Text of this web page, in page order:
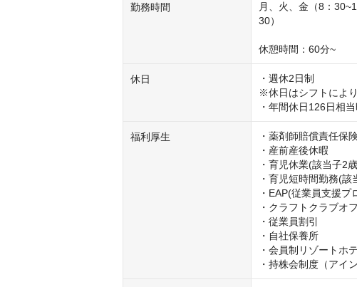
勤務時間
月、火、金（8：
30）
休憩時間：60分~
休日
・週休2日制
※休日はシフトによ
・年間休日126日相
福利厚生
・薬剤師賠償責任保
・産前産後休暇
・育児休業(該当子2
・育児短時間勤務(
・EAP(従業員支援プ
・クラフトクラブオ
・従業員割引
・自社保養所
・会員制リゾートホ
・持株会制度（アイ